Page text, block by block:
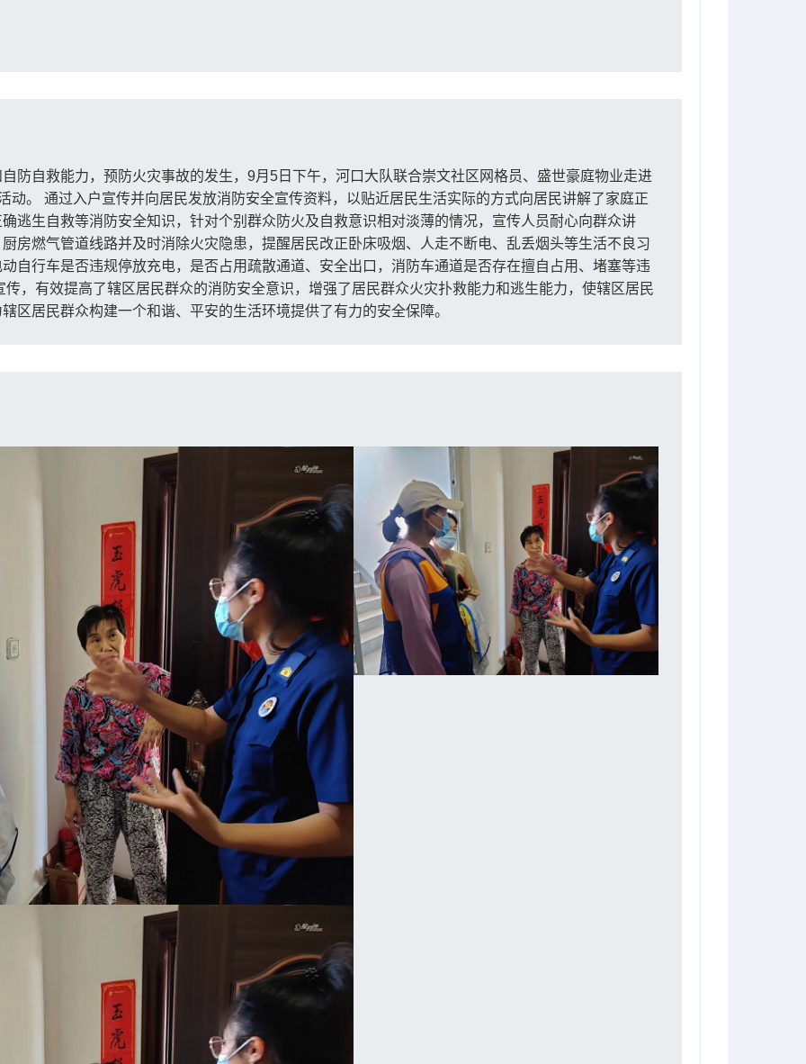
防自救能力，预防火灾事故的发生，9月5日下午，河口大队联合崇文社区网格员、盛世豪庭物业走进
动。 通过入户宣传并向居民发放消防安全宣传资料，以贴近居民生活实际的方式向居民讲解了家庭正
逃生自救等消防安全知识，针对个别群众防火及自救意识相对淡薄的情况，宣传人员耐心向群众讲
房燃气管道线路并及时消除火灾隐患，提醒居民改正卧床吸烟、人走不断电、乱丢烟头等生活不良习
自行车是否违规停放充电，是否占用疏散通道、安全出口，消防车通道是否存在擅自占用、堵塞等违
，有效提高了辖区居民群众的消防安全意识，增强了居民群众火灾扑救能力和逃生能力，使辖区居民
区居民群众构建一个和谐、平安的生活环境提供了有力的安全保障。